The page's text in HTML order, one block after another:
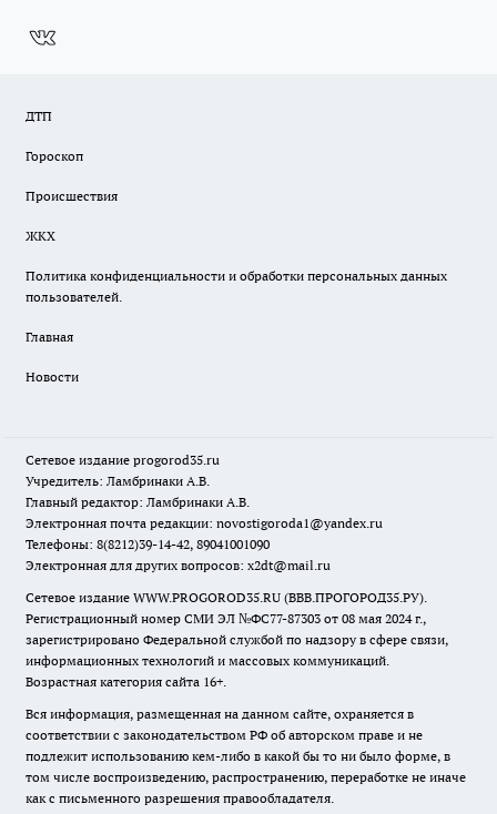
ДТП
Гороскоп
Происшествия
ЖКХ
Политика конфиденциальности и обработки персональных данных
пользователей.
Главная
Новости
Сетевое издание progorod35.ru
Учредитель: Ламбринаки А.В.
Главный редактор: Ламбринаки А.В.
Электронная почта редакции: novostigoroda1@yandex.ru
Телефоны: 8(8212)39-14-42, 89041001090
Электронная для других вопросов: x2dt@mail.ru
Сетевое издание WWW.PROGOROD35.RU (ВВВ.ПРОГОРОД35.РУ).
Регистрационный номер СМИ ЭЛ №ФС77-87303 от 08 мая 2024 г.,
зарегистрировано Федеральной службой по надзору в сфере связи,
информационных технологий и массовых коммуникаций.
Возрастная категория сайта 16+.
Вся информация, размещенная на данном сайте, охраняется в
соответствии с законодательством РФ об авторском праве и не
подлежит использованию кем-либо в какой бы то ни было форме, в
том числе воспроизведению, распространению, переработке не иначе
как с письменного разрешения правообладателя.